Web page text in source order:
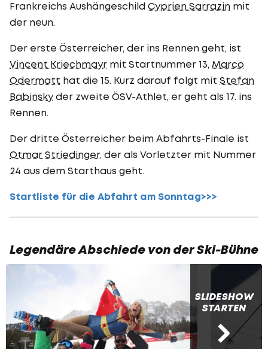
Frankreichs Aushängeschild Cyprien Sarrazin mit
der neun.
Der erste Österreicher, der ins Rennen geht, ist
Vincent Kriechmayr mit Startnummer 13, Marco
Odermatt hat die 15. Kurz darauf folgt mit Stefan
Babinskyder zweite ÖSV-Athlet, er geht als 17. ins
Rennen.
Der dritte Österreicher beim Abfahrts-Finale ist
Otmar Striedinger, der als Vorletzter mit Nummer
24 aus dem Starthaus geht.
Startliste für die Abfahrt am Sonntag>>>
Legendäre Abschiede von der Ski-Bühne
SLIDESHOW
STARTEN